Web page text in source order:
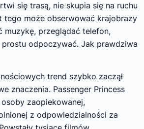
się trasą, nie skupia się na ruchu
tego może obserwować krajobrazy
muzykę, przeglądać telefon,
odpoczywać. Jak prawdziwa
trend szybko zaczął
znaczenia. Passenger Princess
osoby zaopiekowanej,
z odpowiedzialności za